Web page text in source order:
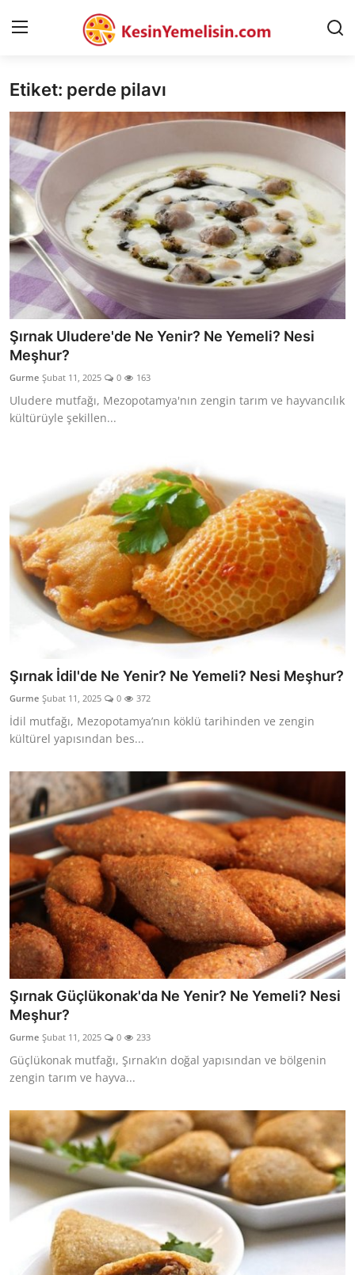
AnaSayfa
Gizlilik Sözleşmesi
Rüya Tabirleri
Diyet & Sağlıklı Beslenme
İletişim
Şehirler
Helal Gıda & Dini Hükümler
Gıda Güvenliği & Bilimi
Kalori & Diyet Rehberi
Mutfak Püf Noktaları & İpuçları
Temel Gıda ve Ürün Rehberleri
İçecek Kültürü & Barista
Yöresel Tarifler & Ev Yemekleri
Gıda Güvenliği & Sağlık
İçecek Kültürü & Rehberleri
Mutfak Temizliği & Pratik Bilgiler
Anne & Bebek Beslenmesi
Gıda Sözlüğü & Nedir?
Yemek Tarifleri & Menüler
Etiket: perde pilavı
Şırnak Uludere'de Ne Yenir? Ne Yemeli? Nesi
Meşhur?
Gurme Şubat 11, 2025 0 163
Uludere mutfağı, Mezopotamya'nın zengin tarım ve hayvancılık
kültürüyle şekillen...
Şırnak İdil'de Ne Yenir? Ne Yemeli? Nesi Meşhur?
Gurme Şubat 11, 2025 0 372
İdil mutfağı, Mezopotamya’nın köklü tarihinden ve zengin
kültürel yapısından bes...
Şırnak Güçlükonak'da Ne Yenir? Ne Yemeli? Nesi
Meşhur?
Gurme Şubat 11, 2025 0 233
Güçlükonak mutfağı, Şırnak’ın doğal yapısından ve bölgenin
zengin tarım ve hayva...